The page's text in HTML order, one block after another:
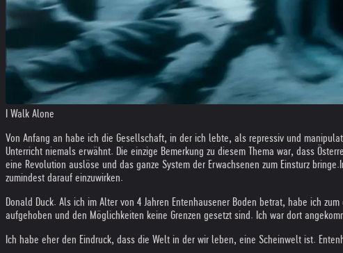
I Walk Alone
Von Anfang an habe ich die Gesellschaft, in der ich lebte, als repressiv und
Unterricht niemals erwähnt. Die einzige Bemerkung zu diesem Thema war, dass
eine Revolution auslöse und das ganze System der Erwachsenen zum Einsturz bringe.
zumindest darauf einzuwirken.
Donald Duck. Als ich im Alter von 4 Jahren Entenhausener Boden betrat, habe ich
aufgehoben und den Möglichkeiten keine Grenzen gesetzt sind. Ich war dort
Ich habe eher den Eindruck, dass die Welt in der wir leben, eine Scheinwelt ist.